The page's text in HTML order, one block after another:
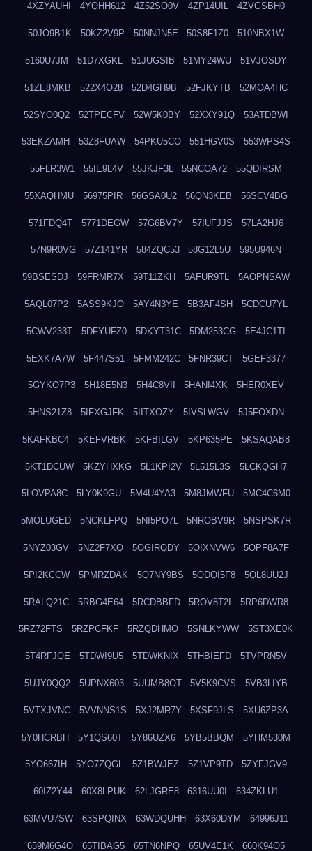
4XZYAUHI 4YQHH612 4Z52SO0V 4ZP14UIL 4ZVGSBH0
50JO9B1K 50KZ2V9P 50NNJN5E 50S8F1Z0 510NBX1W
5160U7JM 51D7XGKL 51JUGSIB 51MY24WU 51VJOSDY
51ZE8MKB 522X4O28 52D4GH9B 52FJKYTB 52MOA4HC
52SYO0Q2 52TPECFV 52W5K0BY 52XXY91Q 53ATDBWI
53EKZAMH 53Z8FUAW 54PKU5CO 551HGV0S 553WPS4S
55FLR3W1 55IE9L4V 55JKJF3L 55NCOA72 55QDIRSM
55XAQHMU 56975PIR 56GSA0U2 56QN3KEB 56SCV4BG
571FDQ4T 5771DEGW 57G6BV7Y 57IUFJJS 57LA2HJ6
57N9R0VG 57Z141YR 584ZQC53 58G12L5U 595U946N
59BSESDJ 59FRMR7X 59T11ZKH 5AFUR9TL 5AOPNSAW
5AQL07P2 5ASS9KJO 5AY4N3YE 5B3AF4SH 5CDCU7YL
5CWV233T 5DFYUFZ0 5DKYT31C 5DM253CG 5E4JC1TI
5EXK7A7W 5F447S51 5FMM242C 5FNR39CT 5GEF3377
5GYKO7P3 5H18E5N3 5H4C8VII 5HANI4XK 5HER0XEV
5HNS21Z8 5IFXGJFK 5IITXOZY 5IVSLWGV 5J5FOXDN
5KAFKBC4 5KEFVRBK 5KFBILGV 5KP635PE 5KSAQAB8
5KT1DCUW 5KZYHXKG 5L1KPI2V 5L515L3S 5LCKQGH7
5LOVPA8C 5LY0K9GU 5M4U4YA3 5M8JMWFU 5MC4C6M0
5MOLUGED 5NCKLFPQ 5NI5PO7L 5NROBV9R 5NSPSK7R
5NYZ03GV 5NZ2F7XQ 5OGIRQDY 5OIXNVW6 5OPF8A7F
5PI2KCCW 5PMRZDAK 5Q7NY9BS 5QDQI5F8 5QL8UU2J
5RALQ21C 5RBG4E64 5RCDBBFD 5ROV8T2I 5RP6DWR8
5RZ72FTS 5RZPCFKF 5RZQDHMO 5SNLKYWW 5ST3XE0K
5T4RFJQE 5TDWI9U5 5TDWKNIX 5THBIEFD 5TVPRN5V
5UJY0QQ2 5UPNX603 5UUMB8OT 5V5K9CVS 5VB3LIYB
5VTXJVNC 5VVNNS1S 5XJ2MR7Y 5XSF9JLS 5XU6ZP3A
5Y0HCRBH 5Y1QS60T 5Y86UZX6 5YB5BBQM 5YHM530M
5YO667IH 5YO7ZQGL 5Z1BWJEZ 5Z1VP9TD 5ZYFJGV9
60IZ2Y44 60X8LPUK 62LJGRE8 6316UU0I 634ZKLU1
63MVU7SW 63SPQINX 63WDQUHH 63X60DYM 64996J11
659M6G4O 65TIBAG5 65TN6NPQ 65UV4E1K 660K94O5